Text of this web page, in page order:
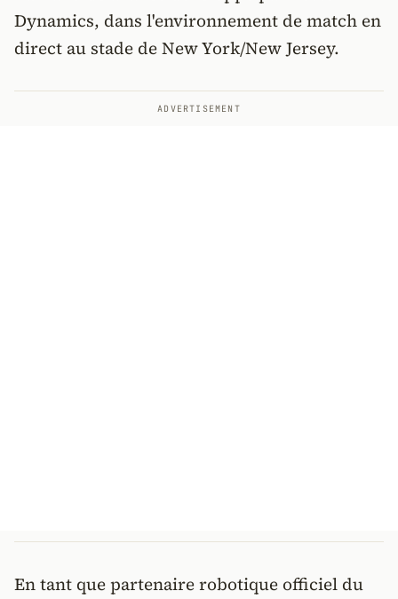
Dynamics, dans l'environnement de match en
direct au stade de New York/New Jersey.
ADVERTISEMENT
En tant que partenaire robotique officiel du